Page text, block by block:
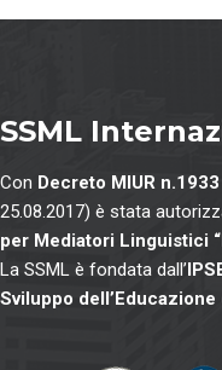
SSML
Con Decreto MIUR
25.08.2017) è stata
per Mediatori Linguistici
La SSML è fondata dall’
Sviluppo